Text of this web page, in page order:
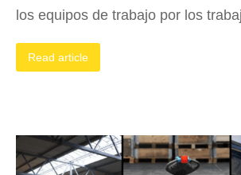
los equipos de trabajo por los
Read article